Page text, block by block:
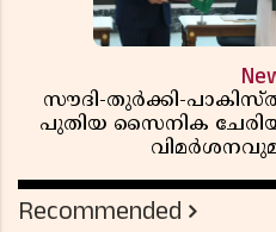
സൗദി-തുർക്കി-
പുതിയ സൈനിക
Recommended